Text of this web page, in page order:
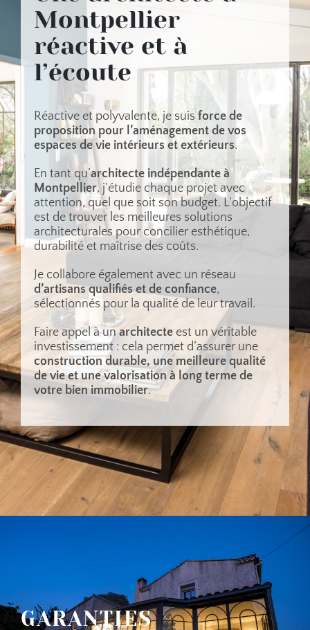
Montpellier
réactive et à
l’écoute
Réactive et polyvalente, je suisforce de
proposition pour l’aménagement de vos
espaces de vie intérieurs et extérieurs.
En tant qu’architecte indépendante à
Montpellier, j’étudie chaque projet avec
attention, quel que soit son budget. L’objectif
est de trouver les meilleures solutions
architecturales pour concilier esthétique,
durabilité et maîtrise des coûts.
Je collabore également avec un réseau
d’artisans qualifiés et de confiance,
sélectionnés pour la qualité de leur travail.
Faire appel à unarchitecte est un véritable
investissement : cela permet d’assurer une
construction durable, une meilleure qualité
de vie et une valorisation à long terme de
votre bien immobilier.
GARANTIES